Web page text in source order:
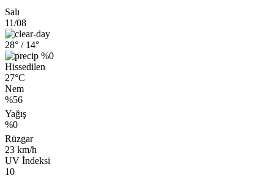
Salı
11/08
28° / 14°
%0
Hissedilen
27°C
Nem
%56
Yağış
%0
Rüzgar
23 km/h
UV İndeksi
10